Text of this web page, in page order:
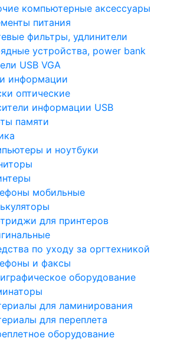
компьютерные аксессуары
питания
фильтры, удлинители
устройства, power bank
USB VGA
информации
оптические
информации USB
памяти
и ноутбуки
мобильные
для принтеров
по уходу за оргтехникой
и факсы
оборудование
для ламинирования
для переплета
оборудование